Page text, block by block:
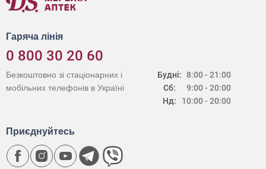
Гаряча лінія
0 800 30 20 60
Будні:
Сб:
Нд:
8:00 - 21:00
9:00 - 20:00
10:00 - 20:00
Безкоштовно зі стаціонарних і
мобільних телефонів в Україні
Приєднуйтесь